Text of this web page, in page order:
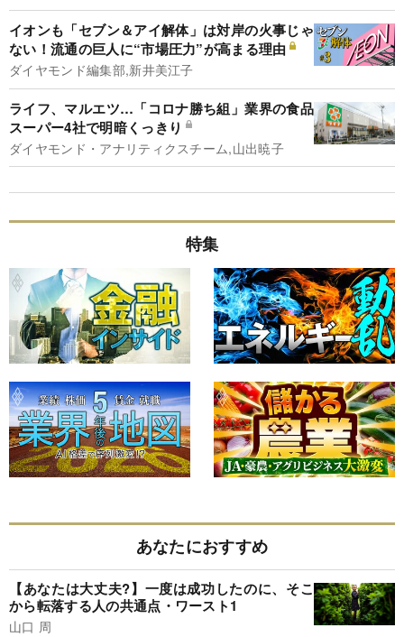
イオンも「セブン＆アイ解体」は対岸の火事じゃ
ない！流通の巨人に“市場圧力”が高まる理由
ダイヤモンド編集部,新井美江子
ライフ、マルエツ…「コロナ勝ち組」業界の食品
スーパー4社で明暗くっきり
ダイヤモンド・アナリティクスチーム,山出暁子
特集
あなたにおすすめ
【あなたは大丈夫?】一度は成功したのに、そこ
から転落する人の共通点・ワースト1
山口 周